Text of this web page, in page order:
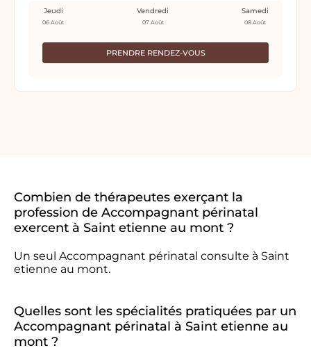
PRENDRE RENDEZ-VOUS
Jeudi
06 Août
Vendredi
07 Août
Samedi
08 Août
Combien de thérapeutes exerçant la
profession de Accompagnant périnatal
exercent à Saint etienne au mont ?
Un seul Accompagnant périnatal consulte à Saint
etienne au mont.
Quelles sont les spécialités pratiquées par un
Accompagnant périnatal à Saint etienne au
mont ?